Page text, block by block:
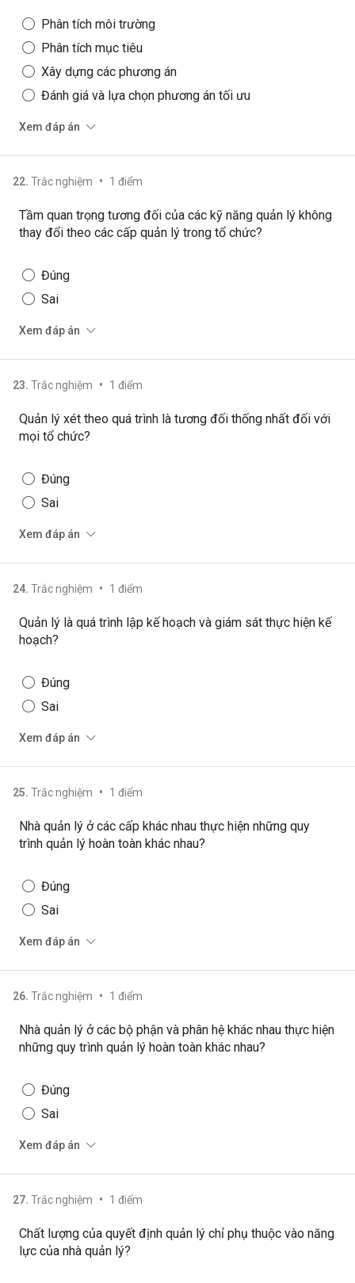
Phân tích môi trường
Phân tích mục tiêu
Xây dựng các phương án
Đánh giá và lựa chọn phương án tối ưu
Xem đáp án
22. Trắc nghiệm • 1 điểm
Tầm quan trọng tương đối của các kỹ năng quản lý không
thay đổi theo các cấp quản lý trong tổ chức?
Đúng
Sai
Xem đáp án
23. Trắc nghiệm • 1 điểm
Quản lý xét theo quá trình là tương đối thống nhất đối với
mọi tổ chức?
Đúng
Sai
Xem đáp án
24. Trắc nghiệm • 1 điểm
Quản lý là quá trình lập kế hoạch và giám sát thực hiện kế
hoạch?
Đúng
Sai
Xem đáp án
25. Trắc nghiệm • 1 điểm
Nhà quản lý ở các cấp khác nhau thực hiện những quy
trình quản lý hoàn toàn khác nhau?
Đúng
Sai
Xem đáp án
26. Trắc nghiệm • 1 điểm
Nhà quản lý ở các bộ phận và phân hệ khác nhau thực hiện
những quy trình quản lý hoàn toàn khác nhau?
Đúng
Sai
Xem đáp án
27. Trắc nghiệm • 1 điểm
Chất lượng của quyết định quản lý chỉ phụ thuộc vào năng
lực của nhà quản lý?